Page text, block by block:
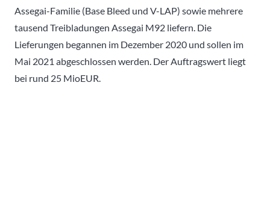
Assegai-Familie (Base Bleed und V-LAP) sowie mehrere
tausend Treibladungen Assegai M92 liefern. Die
Lieferungen begannen im Dezember 2020 und sollen im
Mai 2021 abgeschlossen werden. Der Auftragswert liegt
bei rund 25 MioEUR.